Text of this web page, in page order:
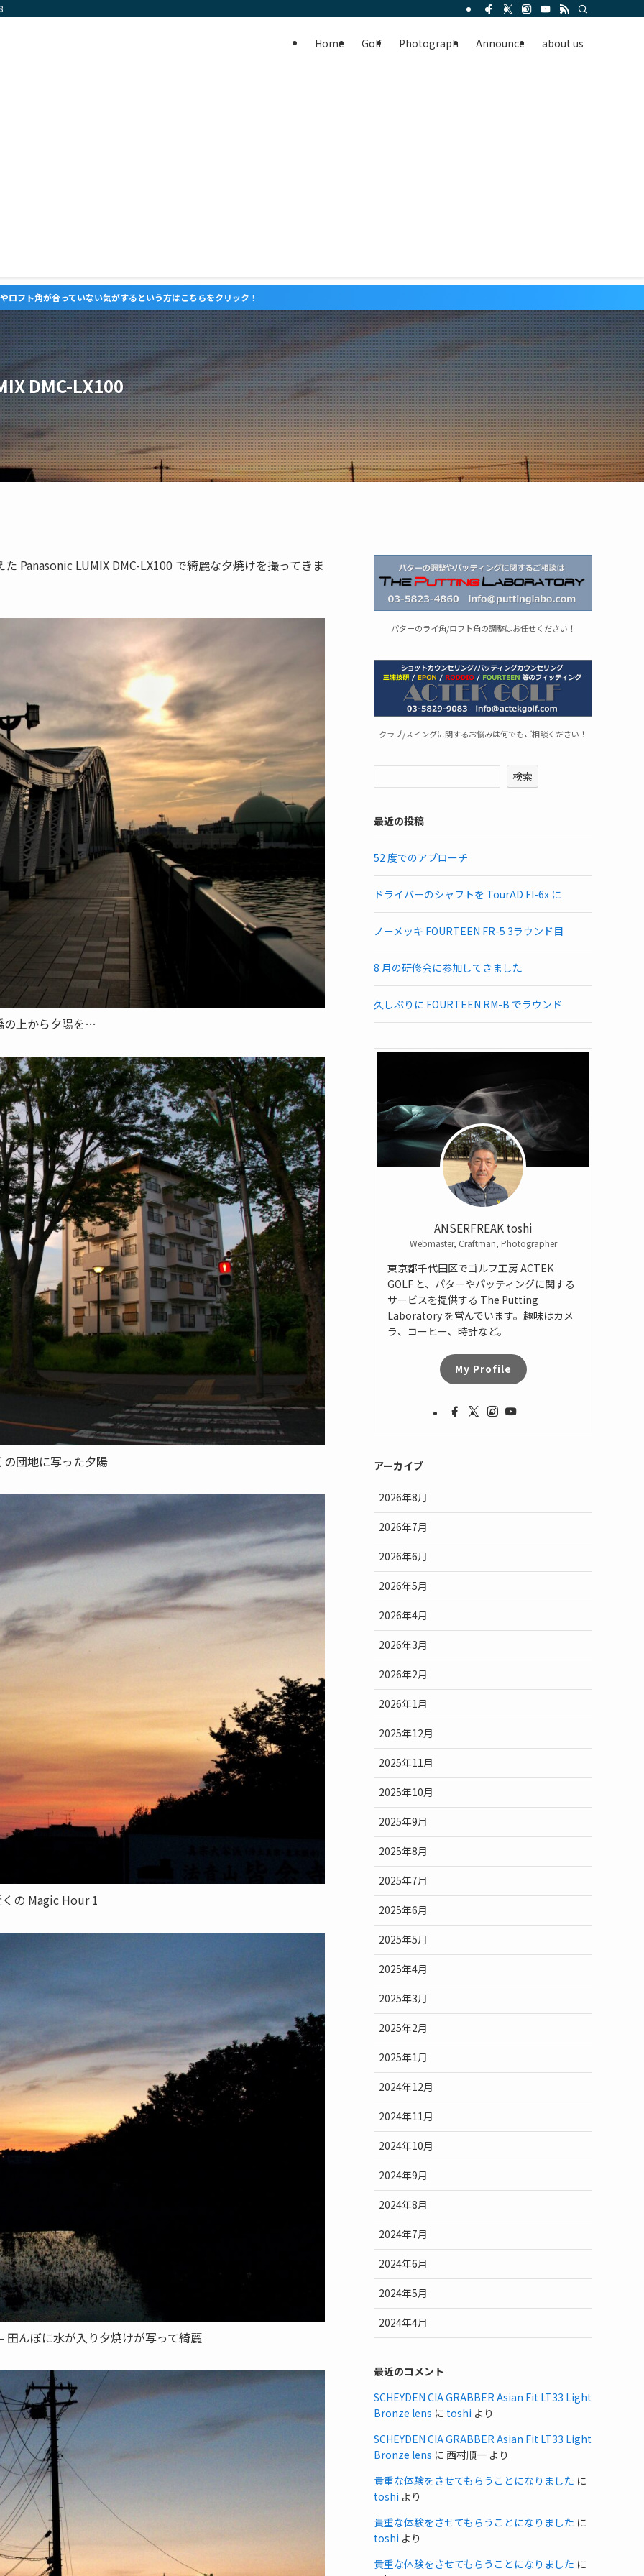
Home Golf Photograph Announce about us
こちらをクリック！
DMC-LX100
Panasonic LUMIX DMC-LX100 で綺麗な夕焼けを撮ってきま
の上から夕陽を…
の団地に写った夕陽
の Magic Hour 1
んぼに水が入り夕焼けが写って綺麗
パターのライ角/ロフト角の調整はお任せください！
クラブ/スイングに関するお悩みは何でもご相談ください！
検索
最近の投稿
52 度でのアプローチ
ドライバーのシャフトを TourAD FI-6x に
ノーメッキ FOURTEEN FR-5 3ラウンド目
8 月の研修会に参加してきました
久しぶりに FOURTEEN RM-B でラウンド
ANSERFREAK toshi
Webmaster, Craftman, Photographer
東京都千代田区でゴルフ工房 ACTEK
GOLF と、パターやパッティングに関する
サービスを提供する The Putting
Laboratory を営んでいます。趣味はカメ
ラ、コーヒー、時計など。
My Profile
アーカイブ
2026年8月
2026年7月
2026年6月
2026年5月
2026年4月
2026年3月
2026年2月
2026年1月
2025年12月
2025年11月
2025年10月
2025年9月
2025年8月
2025年7月
2025年6月
2025年5月
2025年4月
2025年3月
2025年2月
2025年1月
2024年12月
2024年11月
2024年10月
2024年9月
2024年8月
2024年7月
2024年6月
2024年5月
2024年4月
最近のコメント
SCHEYDEN CIA GRABBER Asian Fit LT33 Light
Bronze lens に toshi より
SCHEYDEN CIA GRABBER Asian Fit LT33 Light
Bronze lens に 西村順一 より
貴重な体験をさせてもらうことになりました に
toshi より
貴重な体験をさせてもらうことになりました に
toshi より
貴重な体験をさせてもらうことになりました に